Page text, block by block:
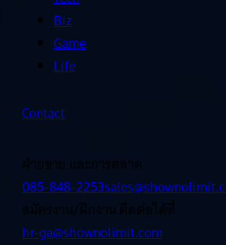
Biz
Game
Life
Contact
ฝ่ายขาย และการตลาด
085-848-2253
สมัครงาน/ฝึกงาน ติดต่อได้ที่
hr-ga@shownolimit.com